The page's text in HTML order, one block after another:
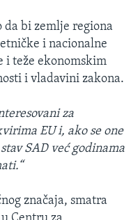
bi zemlje regiona
i nacionalne
i teže ekonomskim
i vladavini zakona.
za
EU i, ako se one
SAD već godinama
značaja, smatra